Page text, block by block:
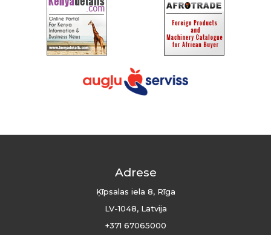
Adrese
Ķīpsalas iela 8, Rīga
LV-1048, Latvija
+371 67065000